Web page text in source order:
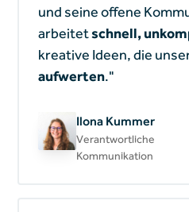
und seine offene
arbeitetschnell,
kreative Ideen, die
aufwerten."
Ilona Kummer
Verantwortliche
Kommunikation